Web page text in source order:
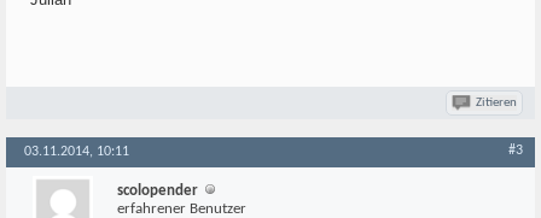
Zitieren
03.11.2014, 10:11 #3
scolopender
erfahrener Benutzer